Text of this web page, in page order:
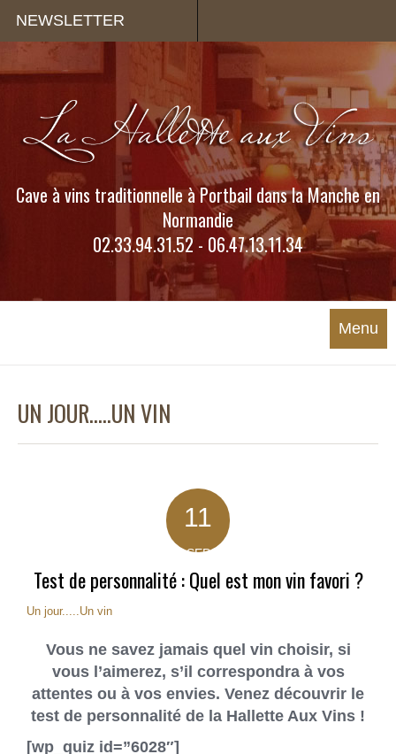
NEWSLETTER
Cave à vins traditionnelle à Portbail dans la Manche en
Normandie
02.33.94.31.52 - 06.47.13.11.34
Menu
UN JOUR…..UN VIN
11
SEP
Test de personnalité : Quel est mon vin favori ?
Un jour.....Un vin
Vous ne savez jamais quel vin choisir, si
vous l’aimerez, s’il correspondra à vos
attentes ou à vos envies. Venez découvrir le
test de personnalité de la Hallette Aux Vins !
[wp_quiz id=”6028″]
Panneau de gestion des cookies